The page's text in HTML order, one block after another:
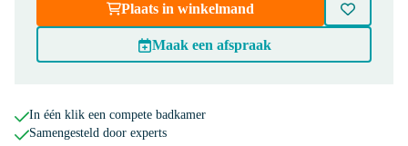
KSW002DMB
Flush Bedieningspaneel Toilet |
Mat zwart
Plaats in winkelmand
Maak een afspraak
In één klik een compete badkamer
Samengesteld door experts